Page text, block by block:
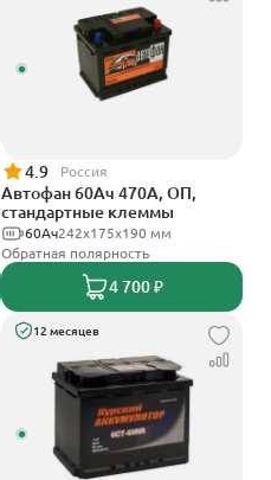
4.9 Россия
Автофан 60Ач 470А, ОП,
стандартные клеммы
242х175х190 мм
60Ач
Обратная полярность
4 700 ₽
12 месяцев